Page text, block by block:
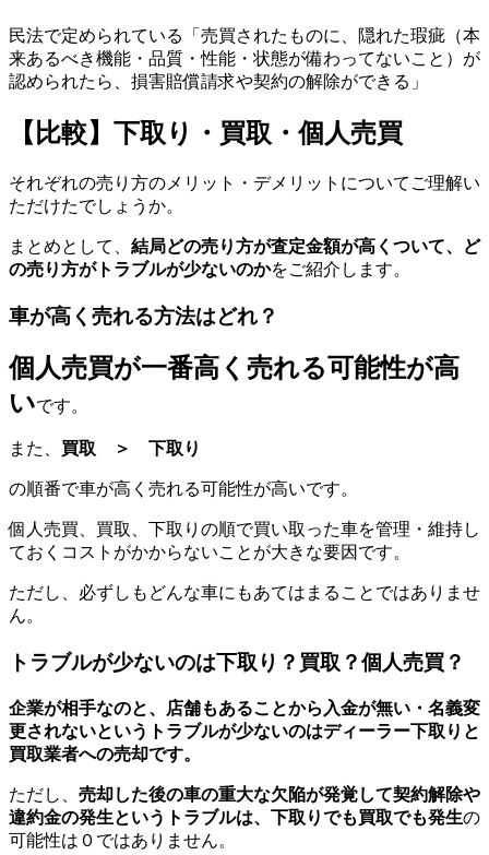
民法で定められている「売買されたものに、隠れた瑕疵（本
来あるべき機能・品質・性能・状態が備わってないこと）が
認められたら、損害賠償請求や契約の解除ができる」
【比較】下取り・買取・個人売買
それぞれの売り方のメリット・デメリットについてご理解い
ただけたでしょうか。
まとめとして、 結局どの売り方が査定金額が高くついて、ど
の売り方がトラブルが少ないのかをご紹介します。
車が高く売れる方法はどれ？
個人売買が一番高く売れる可能性が高
いです。
また、 買取 ＞ 下取り
の順番で車が高く売れる可能性が高いです。
個人売買、買取、下取りの順で買い取った車を管理・維持し
ておくコストがかからないことが大きな要因です。
ただし、必ずしもどんな車にもあてはまることではありませ
ん。
トラブルが少ないのは下取り？買取？個人売買？
企業が相手なのと、店舗もあることから入金が無い・名義変
更されないというトラブルが少ないのはディーラー下取りと
買取業者への売却です。
ただし、 売却した後の車の重大な欠陥が発覚して契約解除や
違約金の発生というトラブルは、下取りでも買取でも発生の
可能性は０ではありません。